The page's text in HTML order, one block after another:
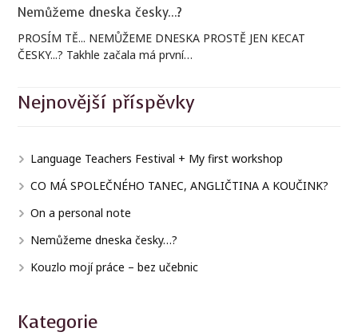
Nemůžeme dneska česky...?
PROSÍM TĚ... NEMŮŽEME DNESKA PROSTĚ JEN KECAT
ČESKY...? Takhle začala má první…
Nejnovější příspěvky
Language Teachers Festival + My first workshop
CO MÁ SPOLEČNÉHO TANEC, ANGLIČTINA A KOUČINK?
On a personal note
Nemůžeme dneska česky…?
Kouzlo mojí práce – bez učebnic
Kategorie